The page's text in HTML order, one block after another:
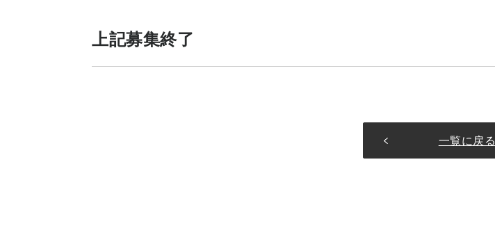
上記募集終了
一覧に戻る